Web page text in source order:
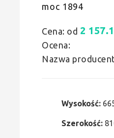
moc 1894
Cena: od 2
Ocena:
Nazwa
Wysokość:
Szerokość: